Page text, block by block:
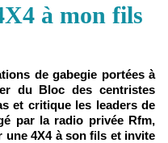
à mon fils
de gabegie portées à
du Bloc des centristes
et critique les leaders de
par la radio privée Rfm,
une 4X4 à son fils et invite